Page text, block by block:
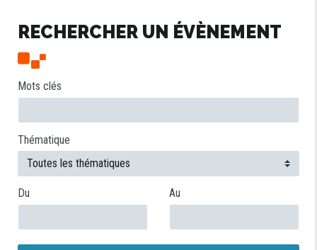
RECHERCHER UN ÉVÈNEMENT
Mots clés
Thématique
Du Au